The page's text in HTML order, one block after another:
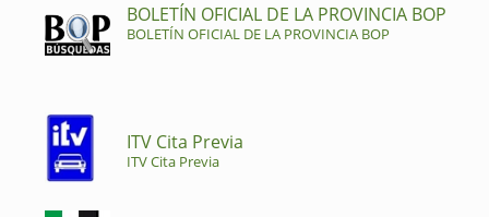
BOLETÍN OFICIAL DE LA PROVINCIA BOP
BOLETÍN OFICIAL DE LA PROVINCIA BOP
ITV Cita Previa
ITV Cita Previa